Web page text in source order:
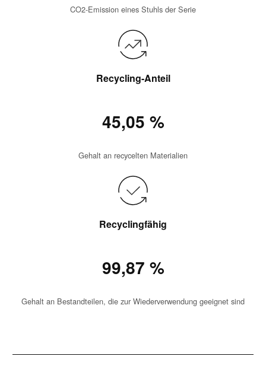
CO2-Emission eines Stuhls der Serie
Recycling-Anteil
45,05 %
Gehalt an recycelten Materialien
Recyclingfähig
99,87 %
Gehalt an Bestandteilen, die zur Wiederverwendung geeignet sind